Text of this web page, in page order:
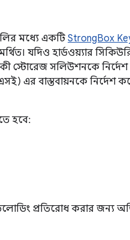
মধ্যে একটিStrongBox
যদিও হার্ডওয়্যার
স্টোরেজ সলিউশনকে নির্দেশ
এর বাস্তবায়নকে নির্দেশ
হবে:
প্রতিরোধ করার জন্য